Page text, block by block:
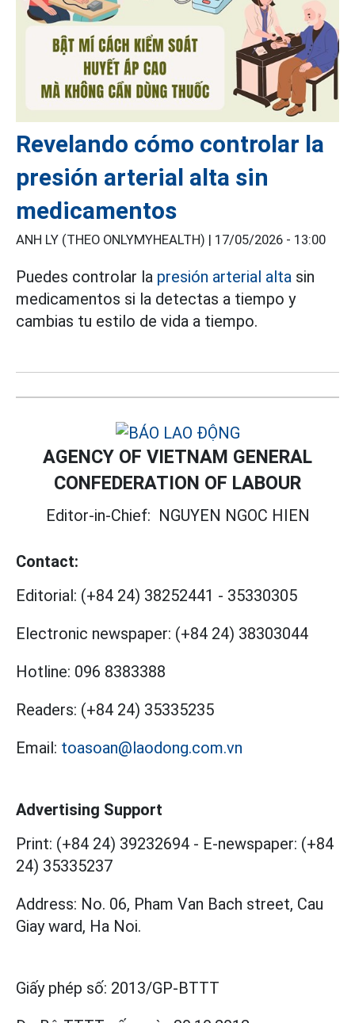
Revelando cómo controlar la
presión arterial alta sin
medicamentos
ANH LY (THEO ONLYMYHEALTH) | 17/05/2026 - 13:00
Puedes controlar la presión arterial alta sin
medicamentos si la detectas a tiempo y
cambias tu estilo de vida a tiempo.
AGENCY OF VIETNAM GENERAL
CONFEDERATION OF LABOUR
Editor-in-Chief: NGUYEN NGOC HIEN
Contact:
Editorial: (+84 24) 38252441 - 35330305
Electronic newspaper: (+84 24) 38303044
Hotline: 096 8383388
Readers: (+84 24) 35335235
Email: toasoan@laodong.com.vn
Advertising Support
Print: (+84 24) 39232694 - E-newspaper: (+84
24) 35335237
Address: No. 06, Pham Van Bach street, Cau
Giay ward, Ha Noi.
Giấy phép số: 2013/GP-BTTT